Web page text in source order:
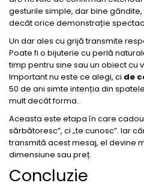
gesturile simple, dar bine
decât orice demonstrație
Un dar ales cu grijă transmite
Poate fi o bijuterie cu perlă
timp pentru sine sau un obiect cu
Important nu este ce alegi, ci de
50 de ani simte intenția din
mult decât forma.
Aceasta este etapa în care
sărbătoresc”, ci „te cunosc”. Iar
transmită acest mesaj, el devine
dimensiune sau preț.
Concluzie